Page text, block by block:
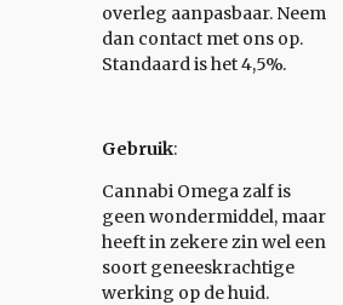
overleg aanpasbaar. Neem
dan contact met ons op.
Standaard is het 4,5%.
Gebruik:
Cannabi Omega zalf is
geen wondermiddel, maar
heeft in zekere zin wel een
soort geneeskrachtige
werking op de huid.